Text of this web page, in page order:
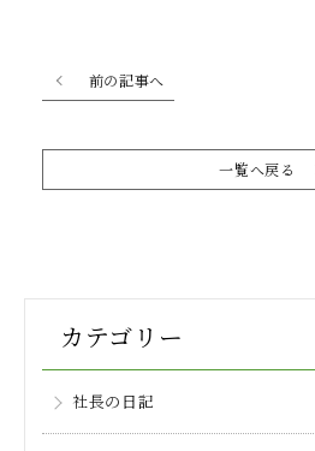
前の記事へ
一覧へ戻る
カテゴリー
社長の日記